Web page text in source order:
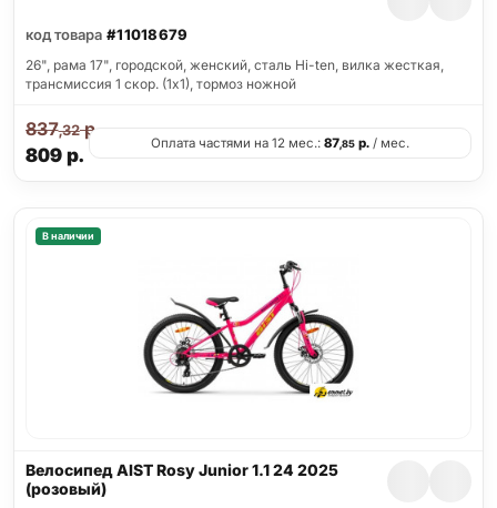
код товара #11018679
26", рама 17", городской, женский, сталь Hi-ten, вилка жесткая,
трансмиссия 1 скор. (1х1), тормоз ножной
809р.
837,32р.
Оплата частями на 12 мес.: 87,85р./ мес.
В наличии
Велосипед AIST Rosy Junior 1.1 24 2025
(розовый)